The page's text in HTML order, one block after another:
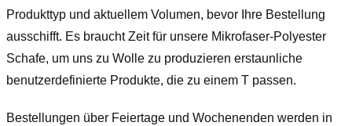
Produkttyp und aktuellem Volumen, bevor Ihre Bestellung
ausschifft. Es braucht Zeit für unsere Mikrofaser-Polyester
Schafe, um uns zu Wolle zu produzieren erstaunliche
benutzerdefinierte Produkte, die zu einem T passen.
Bestellungen über Feiertage und Wochenenden werden in